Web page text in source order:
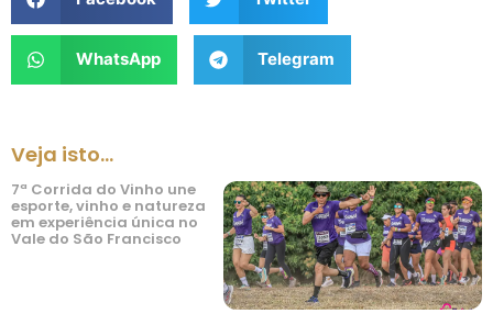
WhatsApp Telegram
Veja isto...
7ª Corrida do Vinho une
esporte, vinho e natureza
em experiência única no
Vale do São Francisco